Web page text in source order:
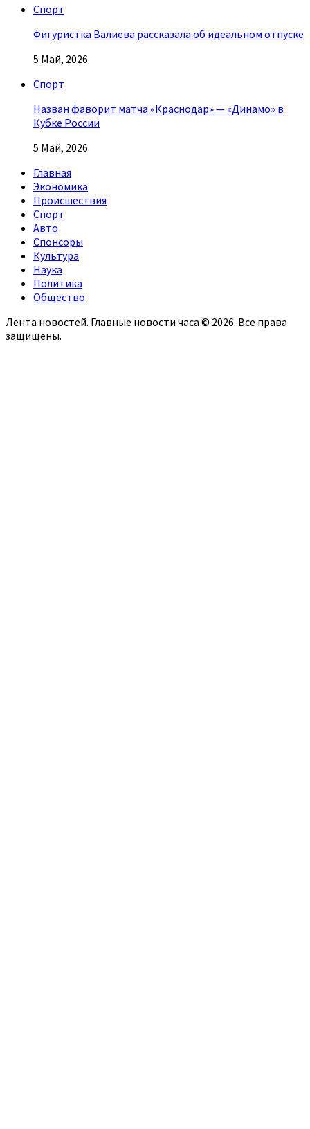
Спорт
Фигуристка Валиева рассказала об идеальном отпуске
5 Май, 2026
Спорт
Назван фаворит матча «Краснодар» — «Динамо» в
Кубке России
5 Май, 2026
Главная
Экономика
Происшествия
Спорт
Авто
Спонсоры
Культура
Наука
Политика
Общество
Лента новостей. Главные новости часа © 2026. Все права
защищены.